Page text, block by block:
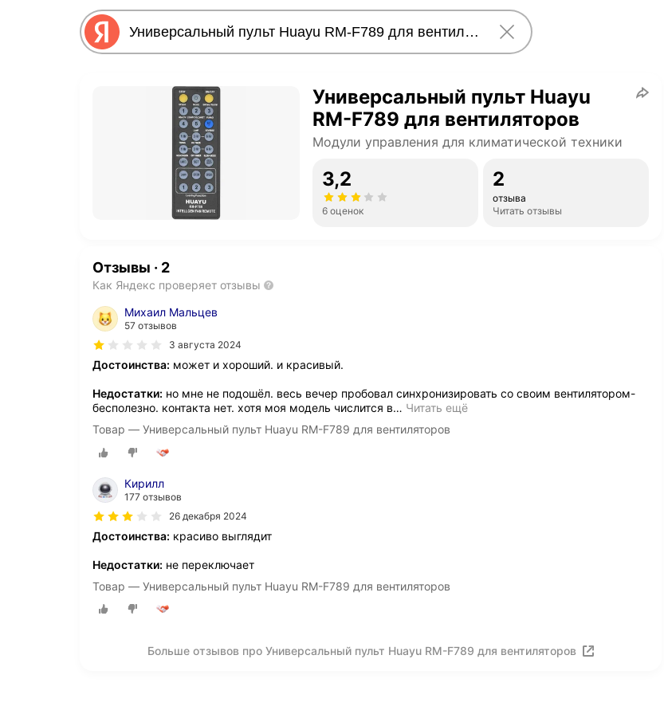
Универсальный пульт Huayu
RM-F789 для вентиляторов
Модули управления для климатической техники
3,2
6 оценок
2
отзыва
Читать отзывы
Отзывы · 2
Как Яндекс проверяет отзывы
Михаил Мальцев
57 отзывов
3 августа 2024
Достоинства: может и хороший. и красивый.
Недостатки: но мне не подошёл. весь вечер пробовал синхронизировать со своим вентилятором-
бесполезно. контакта нет. хотя моя модель числится в… Читать ещё
Товар — Универсальный пульт Huayu RM-F789 для вентиляторов
Кирилл
177 отзывов
26 декабря 2024
Достоинства: красиво выглядит
Недостатки: не переключает
Товар — Универсальный пульт Huayu RM-F789 для вентиляторов
Больше отзывов про Универсальный пульт Huayu RM-F789 для вентиляторов